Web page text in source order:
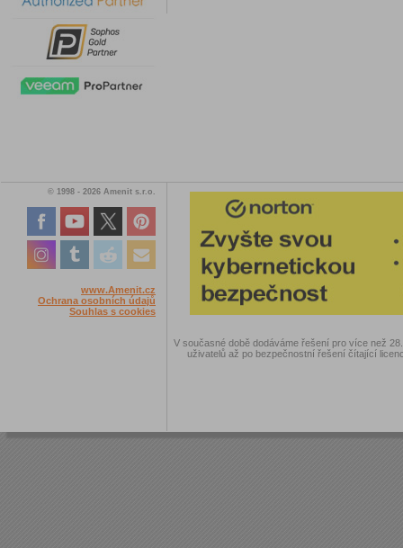
© 1998 - 2026 Amenit s.r.o.
www.Amenit.cz
Ochrana osobních údajů
Souhlas s cookies
V současné době dodáváme řešení pro více než
uživatelů až po bezpečnostní řešení čítající